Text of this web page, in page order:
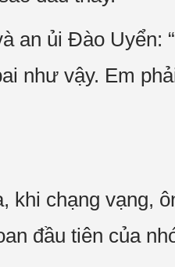
an ủi Đào Uyển:
như vậy. Em
chạng vạng,
đầu tiên của